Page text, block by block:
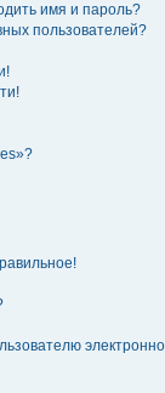
имя и пароль?
пользователей?